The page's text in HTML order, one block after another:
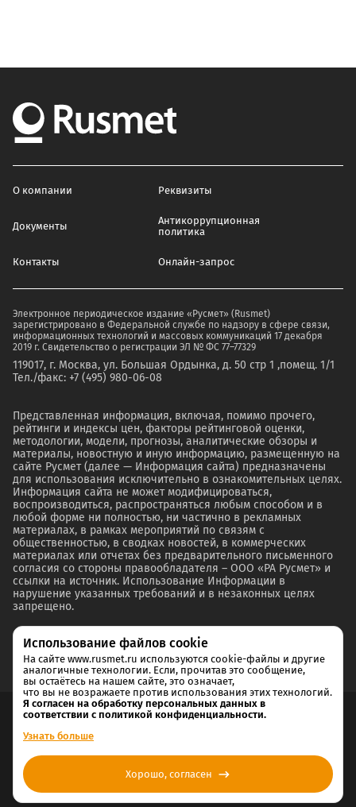
О компании Реквизиты
Документы
Антикоррупционная
политика
Контакты Онлайн-запрос
Электронное периодическое издание «Русмет» (Rusmet)
зарегистрировано в Федеральной службе по надзору в сфере связи,
информационных технологий и массовых коммуникаций 17 декабря
2019 г. Свидетельство о регистрации ЭЛ № ФС 77–77329
119017, г. Москва, ул. Большая Ордынка, д. 50 стр 1 ,помещ. 1/1
Тел./факс: +7 (495) 980-06-08
Представленная информация, включая, помимо прочего,
рейтинги и индексы цен, факторы рейтинговой оценки,
методологии, модели, прогнозы, аналитические обзоры и
материалы, новостную и иную информацию, размещенную на
сайте Русмет (далее — Информация сайта) предназначены
для использования исключительно в ознакомительных целях.
Информация сайта не может модифицироваться,
воспроизводиться, распространяться любым способом и в
любой форме ни полностью, ни частично в рекламных
материалах, в рамках мероприятий по связям с
общественностью, в сводках новостей, в коммерческих
материалах или отчетах без предварительного письменного
согласия со стороны правообладателя – ООО «РА Русмет» и
ссылки на источник. Использование Информации в
нарушение указанных требований и в незаконных целях
запрещено.
Согласие на обработку и хранение персональных данных
Политика конфиденциальности
Использование файлов cookie
На сайте www.rusmet.ru используются cookie-файлы и другие
аналогичные технологии. Если, прочитав это сообщение,
вы остаётесь на нашем сайте, это означает,
что вы не возражаете против использования этих технологий.
Я согласен на обработку персональных данных в
соответствии с политикой конфиденциальности.
Узнать больше
Хорошо, согласен